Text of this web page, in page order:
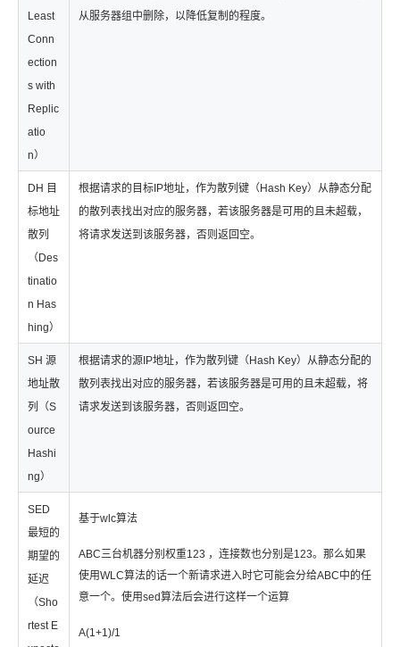
Least
Conn
ection
s with
Replic
atio
n）
从服务器组中删除，以降低复制的程度。
DH 目
标地址
散列
（Des
tinatio
n Has
hing）
根据请求的目标IP地址，作为散列键（Hash Key）从静态分配
的散列表找出对应的服务器，若该服务器是可用的且未超载，
将请求发送到该服务器，否则返回空。
SH 源
地址散
列（S
ource
Hashi
ng）
根据请求的源IP地址，作为散列键（Hash Key）从静态分配的
散列表找出对应的服务器，若该服务器是可用的且未超载，将
请求发送到该服务器，否则返回空。
SED
最短的
期望的
延迟
（Sho
rtest E
基于wlc算法
ABC三台机器分别权重123 ，连接数也分别是123。那么如果
使用WLC算法的话一个新请求进入时它可能会分给ABC中的任
意一个。使用sed算法后会进行这样一个运算
A(1+1)/1